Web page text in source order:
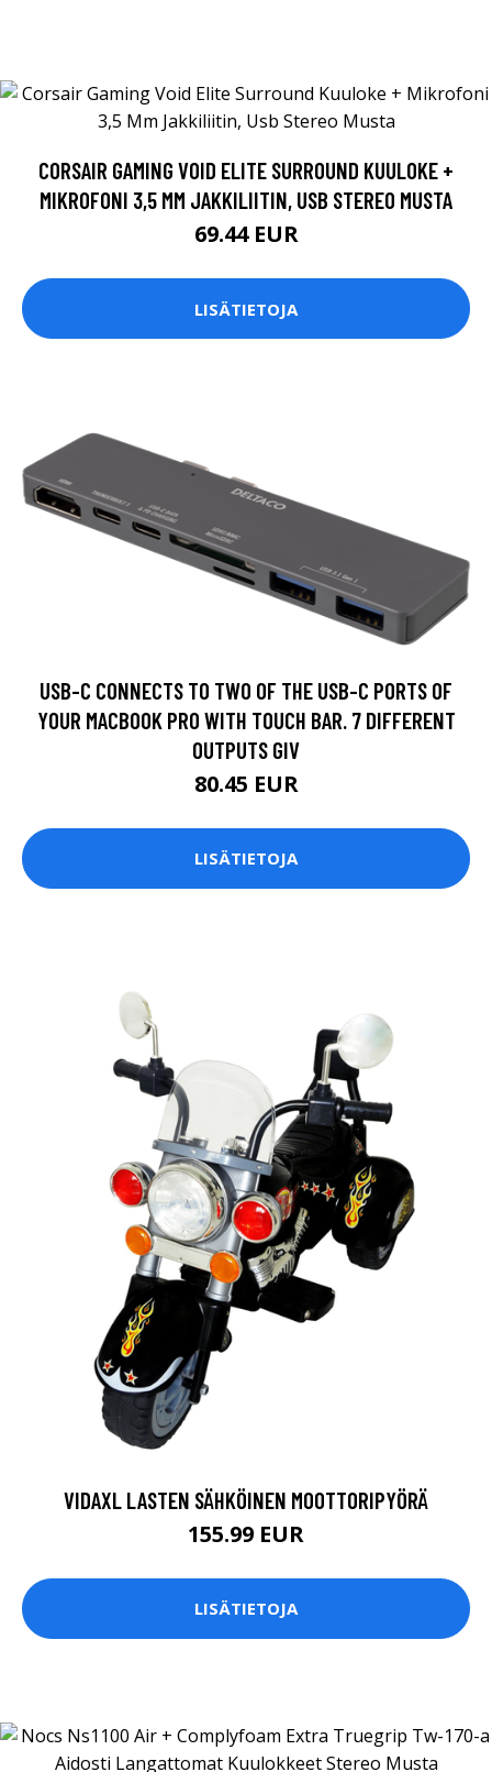
CORSAIR GAMING VOID ELITE SURROUND KUULOKE +
MIKROFONI 3,5 MM JAKKILIITIN, USB STEREO MUSTA
69.44 EUR
LISÄTIETOJA
USB-C CONNECTS TO TWO OF THE USB-C PORTS OF
YOUR MACBOOK PRO WITH TOUCH BAR. 7 DIFFERENT
OUTPUTS GIV
80.45 EUR
LISÄTIETOJA
VIDAXL LASTEN SÄHKÖINEN MOOTTORIPYÖRÄ
155.99 EUR
LISÄTIETOJA